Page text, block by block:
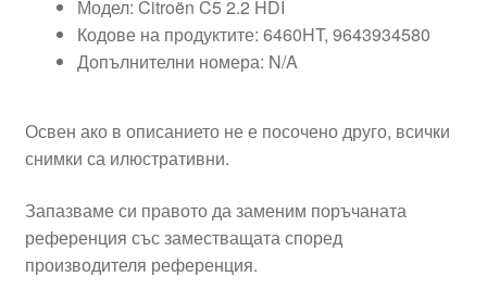
Модел: Citroën C5 2.2 HDI
Кодове на продуктите: 6460HT, 9643934580
Допълнителни номера: N/A
Освен ако в описанието не е посочено друго, всички
снимки са илюстративни.
Запазваме си правото да заменим поръчаната
референция със заместващата според
производителя референция.